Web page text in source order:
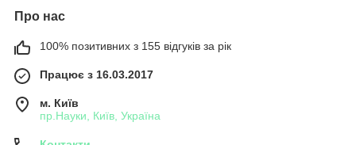
Про нас
100% позитивних з 155 відгуків за рік
Працює з 16.03.2017
м. Київ
пр.Науки, Київ, Україна